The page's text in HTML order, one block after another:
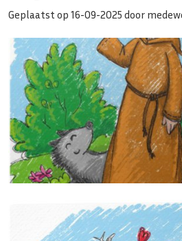
Geplaatst op 16-09-2025 door